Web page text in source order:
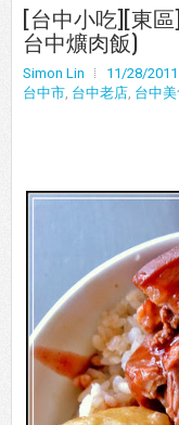
[台中小吃][東
台中爌肉飯)
Simon Lin 11/28/
台中市, 台中老店, 台中